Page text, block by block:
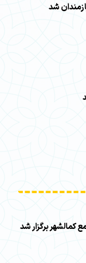
شد
کمالشهر برگزار شد